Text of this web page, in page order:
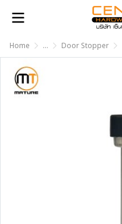
Home ... Door Stopper